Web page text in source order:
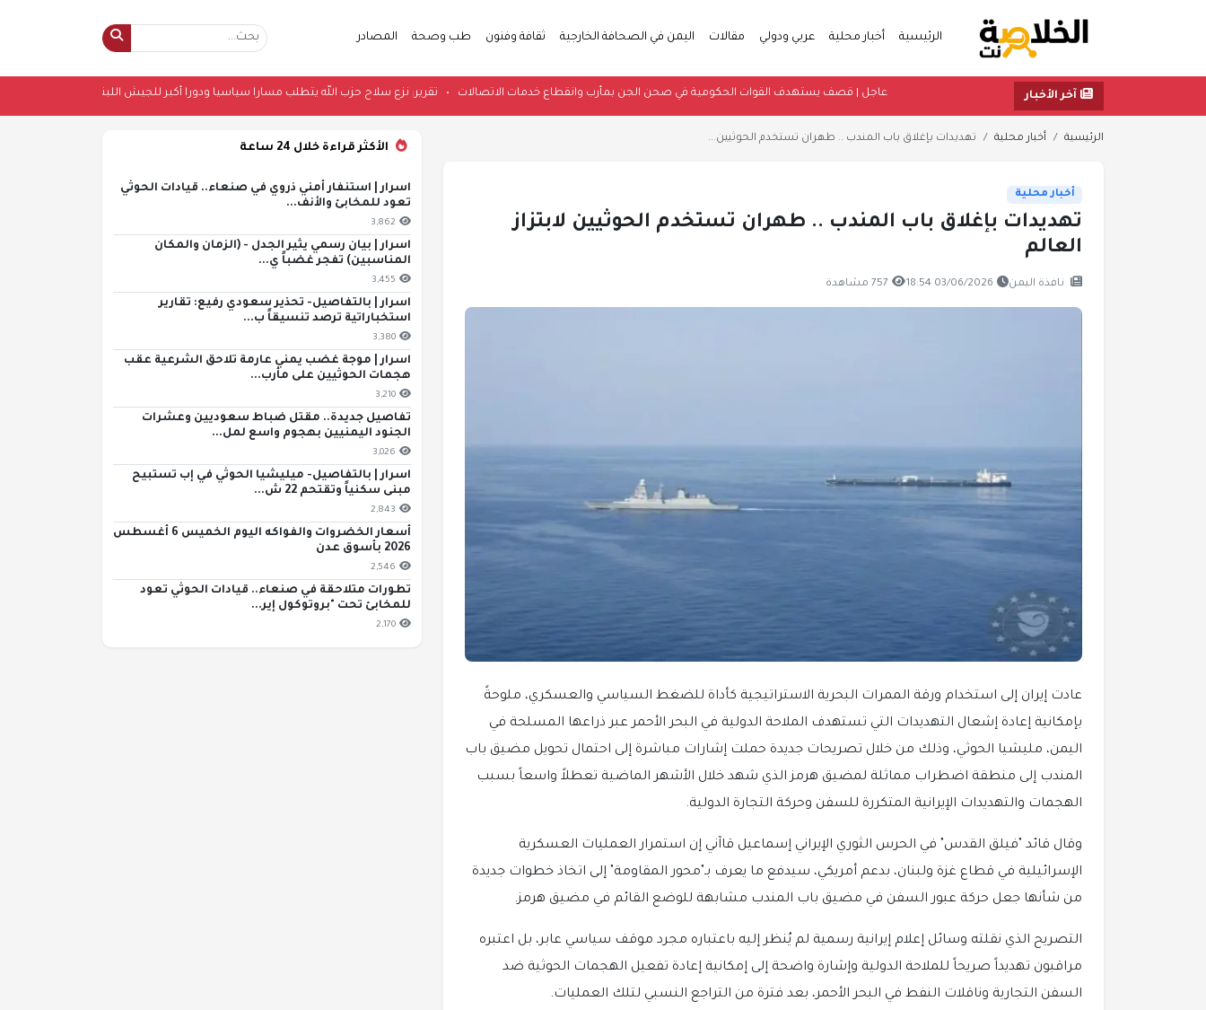
الرئيسية أخبار محلية عربي ودولي مقالات اليمن في الصحافة الخارجية ثقافة وفنون طب وصحة المصادر
آخر الأخبار عاجل | قصف يستهدف القوات الحكومية في صحن الجن بمأرب وانقطاع خدمات الاتصالات•تقرير: نزع سلاح حزب الله يتطلب مسارا سياسيا ودورا أكبر للجيش اللبناني
الرئيسية أخبار محلية تهديدات بإغلاق باب المندب .. طهران تستخدم الحوثيين...
أخبار محلية
تهديدات بإغلاق باب المندب .. طهران تستخدم الحوثيين لابتزاز
العالم
نافذة اليمن 03/06/2026 18:54 757 مشاهدة
عادت إيران إلى استخدام ورقة الممرات البحرية الاستراتيجية كأداة للضغط السياسي والعسكري، ملوحةً
بإمكانية إعادة إشعال التهديدات التي تستهدف الملاحة الدولية في البحر الأحمر عبر ذراعها المسلحة في
اليمن، مليشيا الحوثي، وذلك من خلال تصريحات جديدة حملت إشارات مباشرة إلى احتمال تحويل مضيق باب
المندب إلى منطقة اضطراب مماثلة لمضيق هرمز الذي شهد خلال الأشهر الماضية تعطلاً واسعاً بسبب
الهجمات والتهديدات الإيرانية المتكررة للسفن وحركة التجارة الدولية.
وقال قائد "فيلق القدس" في الحرس الثوري الإيراني إسماعيل قاآني إن استمرار العمليات العسكرية
الإسرائيلية في قطاع غزة ولبنان، بدعم أمريكي، سيدفع ما يعرف بـ"محور المقاومة" إلى اتخاذ خطوات جديدة
من شأنها جعل حركة عبور السفن في مضيق باب المندب مشابهة للوضع القائم في مضيق هرمز.
التصريح الذي نقلته وسائل إعلام إيرانية رسمية لم يُنظر إليه باعتباره مجرد موقف سياسي عابر، بل اعتبره
مراقبون تهديداً صريحاً للملاحة الدولية وإشارة واضحة إلى إمكانية إعادة تفعيل الهجمات الحوثية ضد
السفن التجارية وناقلات النفط في البحر الأحمر، بعد فترة من التراجع النسبي لتلك العمليات.
الأكثر قراءة خلال 24 ساعة
اسرار | استنفار أمني ذروي في صنعاء.. قيادات الحوثي
تعود للمخابئ والأنف...
3,862
اسرار | بيان رسمي يثير الجدل - (الزمان والمكان
المناسبين) تفجر غضباً ي...
3,455
اسرار | بالتفاصيل- تحذير سعودي رفيع: تقارير
استخباراتية ترصد تنسيقاً ب...
3,380
اسرار | موجة غضب يمني عارمة تلاحق الشرعية عقب
هجمات الحوثيين على مأرب...
3,210
تفاصيل جديدة.. مقتل ضباط سعوديين وعشرات
الجنود اليمنيين بهجوم واسع لمل...
3,026
اسرار | بالتفاصيل- ميليشيا الحوثي في إب تستبيح
مبنى سكنياً وتقتحم 22 ش...
2,843
أسعار الخضروات والفواكه اليوم الخميس 6 أغسطس
2026 بأسوق عدن
2,546
تطورات متلاحقة في صنعاء.. قيادات الحوثي تعود
للمخابئ تحت "بروتوكول إير...
2,170